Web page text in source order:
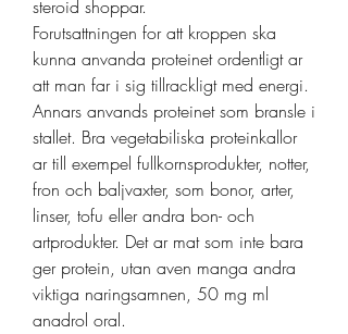
steroid shoppar.
Forutsattningen for att kroppen ska
kunna anvanda proteinet ordentligt ar
att man far i sig tillrackligt med energi.
Annars anvands proteinet som bransle i
stallet. Bra vegetabiliska proteinkallor
ar till exempel fullkornsprodukter, notter,
fron och baljvaxter, som bonor, arter,
linser, tofu eller andra bon- och
artprodukter. Det ar mat som inte bara
ger protein, utan aven manga andra
viktiga naringsamnen, 50 mg ml
anadrol oral.